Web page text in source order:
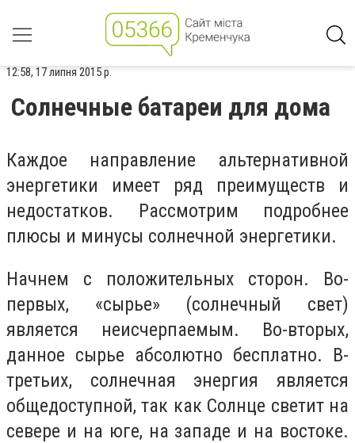
12:58, 17 липня 2015 р.
Солнечные батареи для дома
Каждое направление альтернативной
энергетики имеет ряд преимуществ и
недостатков. Рассмотрим подробнее
плюсы и минусы солнечной энергетики.
Начнем с положительных сторон. Во-
первых, «сырье» (солнечный свет)
является неисчерпаемым. Во-вторых,
данное сырье абсолютно бесплатно. В-
третьих, солнечная энергия является
общедоступной, так как Солнце светит на
севере и на юге, на западе и на востоке.